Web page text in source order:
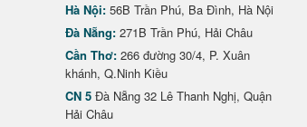
Hà Nội: 56B Trần Phú, Ba Đình, Hà Nội
Đà Nẵng: 271B Trần Phú, Hải Châu
Cần Thơ: 266 đường 30/4, P. Xuân
khánh, Q.Ninh Kiều
CN 5 Đà Nẵng 32 Lê Thanh Nghị, Quận
Hải Châu